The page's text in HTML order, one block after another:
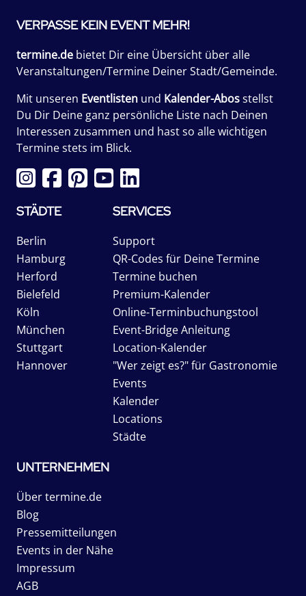
VERPASSE KEIN EVENT MEHR!
termine.de bietet Dir eine Übersicht über alle
Veranstaltungen/Termine Deiner Stadt/Gemeinde.
Mit unseren Eventlisten und Kalender-Abosstellst
Du Dir Deine ganz persönliche Liste nach Deinen
Interessen zusammen und hast so alle wichtigen
Termine stets im Blick.
STÄDTE
Berlin
Hamburg
Herford
Bielefeld
Köln
München
Stuttgart
Hannover
SERVICES
Support
QR-Codes für Deine Termine
Termine buchen
Premium-Kalender
Online-Terminbuchungstool
Event-Bridge Anleitung
Location-Kalender
"Wer zeigt es?" für Gastronomie
Events
Kalender
Locations
Städte
UNTERNEHMEN
Über termine.de
Blog
Pressemitteilungen
Events in der Nähe
Impressum
AGB